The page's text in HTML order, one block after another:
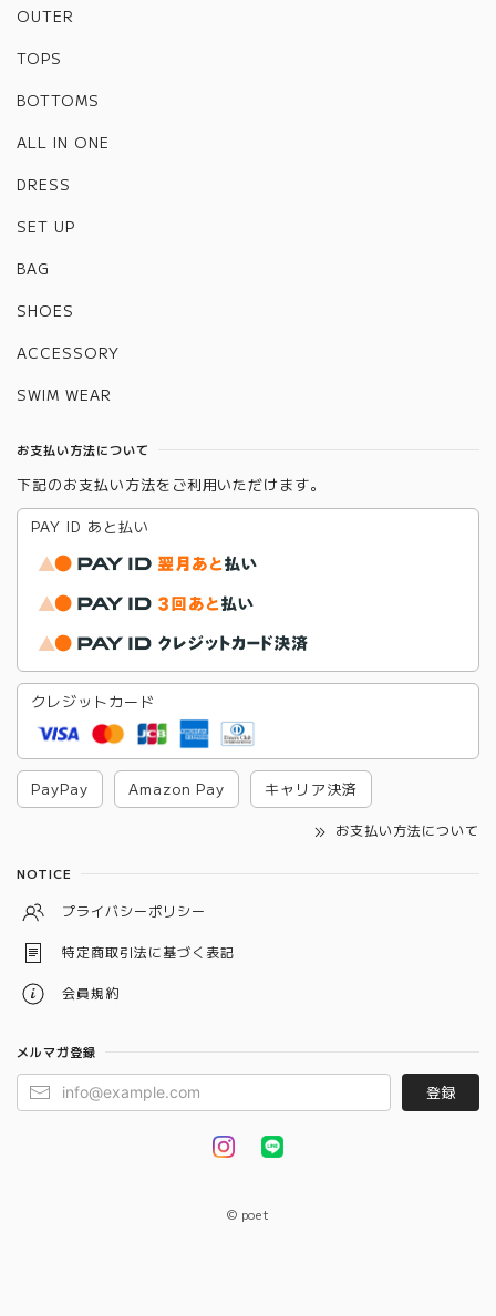
OUTER
TOPS
BOTTOMS
ALL IN ONE
DRESS
SET UP
BAG
SHOES
ACCESSORY
SWIM WEAR
お支払い方法について
下記のお支払い方法をご利用いただけます。
PAY ID あと払い
クレジットカード
PayPay Amazon Pay キャリア決済
お支払い方法について
NOTICE
プライバシーポリシー
特定商取引法に基づく表記
会員規約
メルマガ登録
登録
© poet